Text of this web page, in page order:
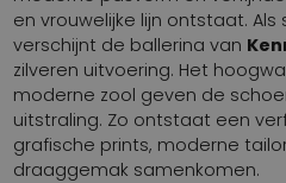
en vrouwelijke lijn ontstaat. Als
verschijnt de ballerina van
zilveren uitvoering. Het
moderne zool geven de
uitstraling. Zo ontstaat een
grafische prints, moderne
draaggemak samenkomen.